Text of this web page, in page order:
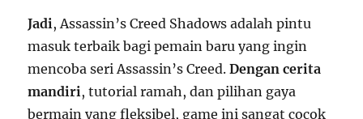
Jadi, Assassin’s Creed Shadows adalah pintu
masuk terbaik bagi pemain baru yang ingin
mencoba seri Assassin’s Creed.Dengan cerita
mandiri, tutorial ramah, dan pilihan gaya
bermain yang fleksibel, game ini sangat cocok